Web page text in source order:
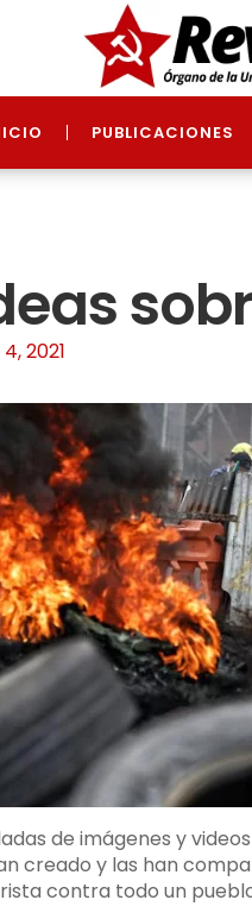
PUBLICACIONES
2021
de imágenes y
creado y las han
contra todo un